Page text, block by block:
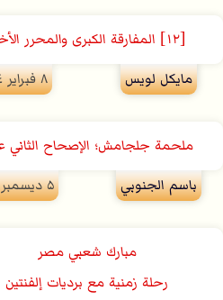
[١٢] المفارقة الكبرى والمحرر الأخير
مايكل لويس
۸ فبراير ۲۰۲٤
ملحمة جلجامش؛ الإصحاح الثاني
باسم الجنوبي
۵ ديسمبر ۲۰۲۳
مبارك شعبي مصر
رحلة زمنية مع برديات إلفنتين